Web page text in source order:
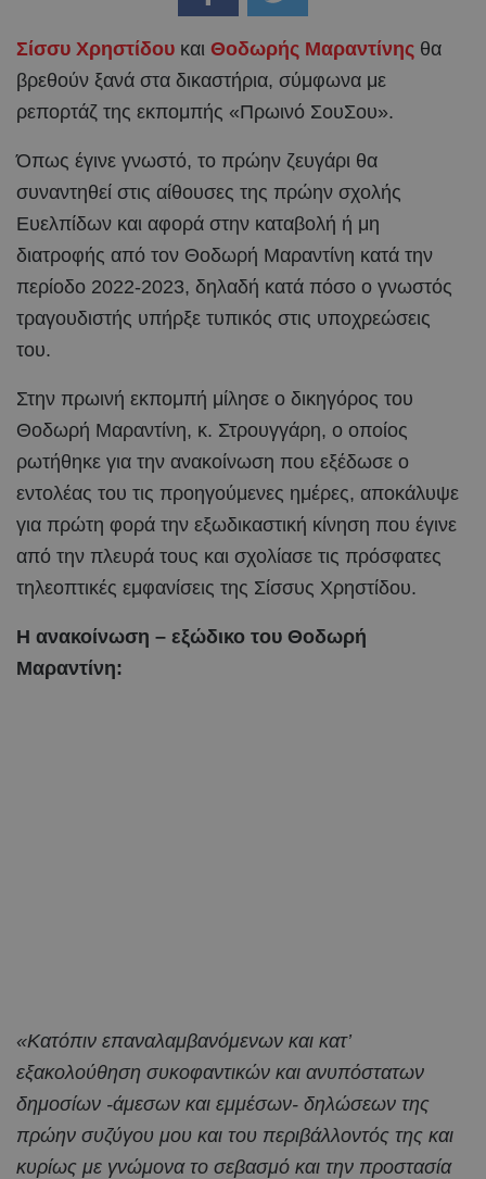
Σίσσυ Χρηστίδου και Θοδωρής Μαραντίνης θα
βρεθούν ξανά στα δικαστήρια, σύμφωνα με
ρεπορτάζ της εκπομπής «Πρωινό ΣουΣου».
Όπως έγινε γνωστό, το πρώην ζευγάρι θα
συναντηθεί στις αίθουσες της πρώην σχολής
Ευελπίδων και αφορά στην καταβολή ή μη
διατροφής από τον Θοδωρή Μαραντίνη κατά την
περίοδο 2022-2023, δηλαδή κατά πόσο ο γνωστός
τραγουδιστής υπήρξε τυπικός στις υποχρεώσεις
του.
Στην πρωινή εκπομπή μίλησε ο δικηγόρος του
Θοδωρή Μαραντίνη, κ. Στρουγγάρη, ο οποίος
ρωτήθηκε για την ανακοίνωση που εξέδωσε ο
εντολέας του τις προηγούμενες ημέρες, αποκάλυψε
για πρώτη φορά την εξωδικαστική κίνηση που έγινε
από την πλευρά τους και σχολίασε τις πρόσφατες
τηλεοπτικές εμφανίσεις της Σίσσυς Χρηστίδου.
Η ανακοίνωση – εξώδικο του Θοδωρή
Μαραντίνη:
«Κατόπιν επαναλαμβανόμενων και κατ’
εξακολούθηση συκοφαντικών και ανυπόστατων
δημοσίων -άμεσων και εμμέσων- δηλώσεων της
πρώην συζύγου μου και του περιβάλλοντός της και
κυρίως με γνώμονα το σεβασμό και την προστασία